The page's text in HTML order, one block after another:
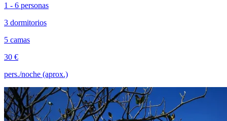
1 - 6 personas
3 dormitorios
5 camas
30 €
pers./noche (aprox.)